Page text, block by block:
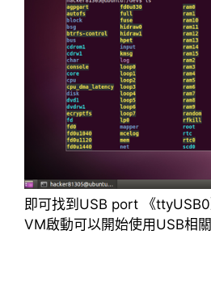
即可找到USB port 《
VM啟動可以開始使用USB相